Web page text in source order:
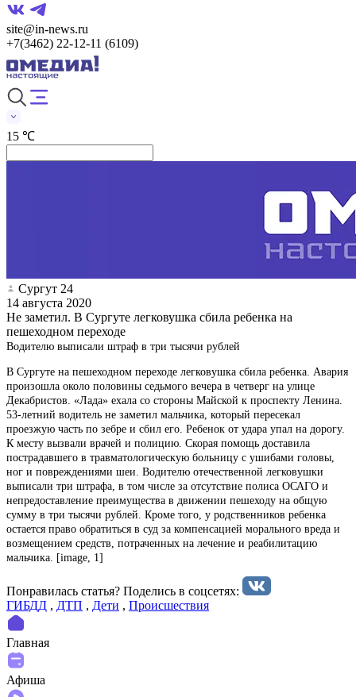
site@in-news.ru
+7(3462) 22-12-11 (6109)
15 ℃
Сургут 24
14 августа 2020
Не заметил. В Сургуте легковушка сбила ребенка на
пешеходном переходе
Водителю выписали штраф в три тысячи рублей
В Сургуте на пешеходном переходе легковушка сбила ребенка. Авария
произошла около половины седьмого вечера в четверг на улице
Декабристов. «Лада» ехала со стороны Майской к проспекту Ленина.
53-летний водитель не заметил мальчика, который пересекал
проезжую часть по зебре и сбил его. Ребенок от удара упал на дорогу.
К месту вызвали врачей и полицию. Скорая помощь доставила
пострадавшего в травматологическую больницу с ушибами головы,
ног и повреждениями шеи. Водителю отечественной легковушки
выписали три штрафа, в том числе за отсутствие полиса ОСАГО и
непредоставление преимущества в движении пешеходу на общую
сумму в три тысячи рублей. Кроме того, у родственников ребенка
остается право обратиться в суд за компенсацией морального вреда и
возмещением средств, потраченных на лечение и реабилитацию
мальчика. [image, 1]
Понравилась статья? Поделиcь в соцсетях:
ГИБДД , ДТП , Дети , Происшествия
Главная
Афиша